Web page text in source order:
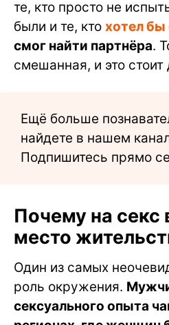
те, кто просто не
были и те, кто хотел
смог найти партнёра.
смешанная, и это
Ещё больше
найдете в нашем
Подпишитесь прямо
Почему на секс
место
Один из самых
роль окружения.
сексуального опыта